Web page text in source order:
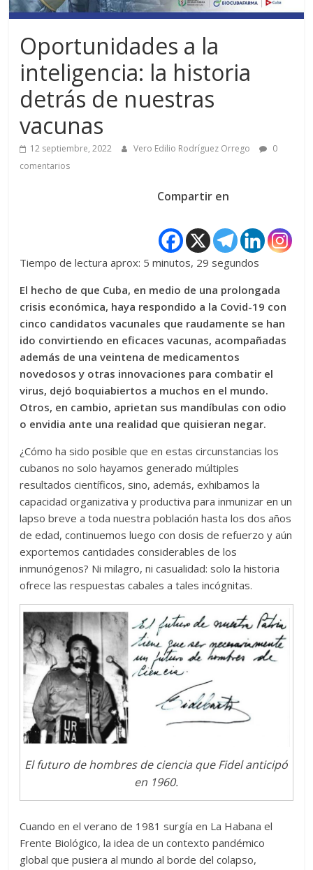
Oportunidades a la
inteligencia: la historia
detrás de nuestras
vacunas
12 septiembre, 2022 Vero Edilio Rodríguez Orrego
0
comentarios
Compartir en
Tiempo de lectura aprox: 5 minutos, 29 segundos
El hecho de que Cuba, en medio de una prolongada
crisis económica, haya respondido a la Covid-19 con
cinco candidatos vacunales que raudamente se han
ido convirtiendo en eficaces vacunas, acompañadas
además de una veintena de medicamentos
novedosos y otras innovaciones para combatir el
virus, dejó boquiabiertos a muchos en el mundo.
Otros, en cambio, aprietan sus mandíbulas con odio
o envidia ante una realidad que quisieran negar.
¿Cómo ha sido posible que en estas circunstancias los
cubanos no solo hayamos generado múltiples
resultados científicos, sino, además, exhibamos la
capacidad organizativa y productiva para inmunizar en un
lapso breve a toda nuestra población hasta los dos años
de edad, continuemos luego con dosis de refuerzo y aún
exportemos cantidades considerables de los
inmunógenos? Ni milagro, ni casualidad: solo la historia
ofrece las respuestas cabales a tales incógnitas.
El futuro de hombres de ciencia que Fidel anticipó
en 1960.
Cuando en el verano de 1981 surgía en La Habana el
Frente Biológico, la idea de un contexto pandémico
global que pusiera al mundo al borde del colapso,